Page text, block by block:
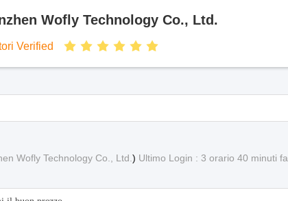
Wofly Technology Co., Ltd.
Verified
Wofly Technology Co., Ltd. ) Ultimo Login : 3 orario 40 minuti fa